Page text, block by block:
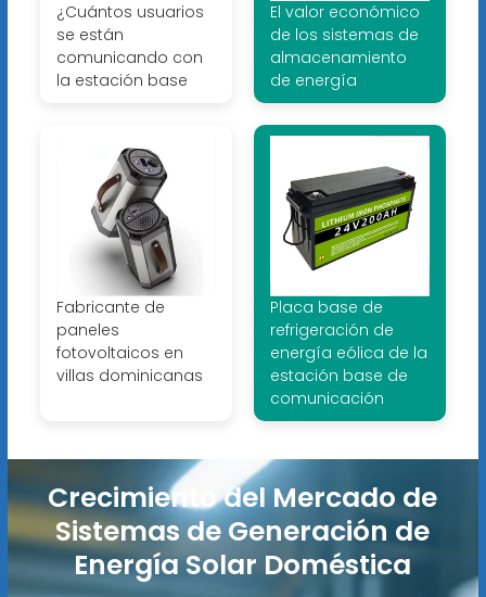
¿Cuántos usuarios
se están
comunicando con
la estación base
El valor económico
de los sistemas de
almacenamiento
de energía
Fabricante de
paneles
fotovoltaicos en
villas dominicanas
Placa base de
refrigeración de
energía eólica de la
estación base de
comunicación
Crecimiento del Mercado de
Sistemas de Generación de
Energía Solar Doméstica